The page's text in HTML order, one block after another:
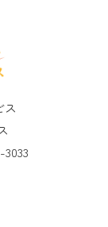
ス